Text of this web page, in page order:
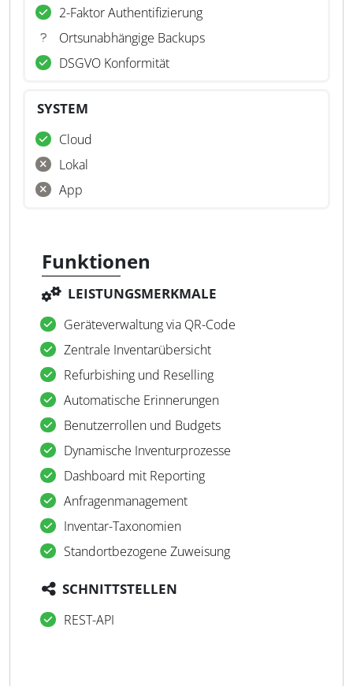
2-Faktor Authentifizierung
Ortsunabhängige Backups
DSGVO Konformität
SYSTEM
Cloud
Lokal
App
Funktionen
LEISTUNGSMERKMALE
Geräteverwaltung via QR-Code
Zentrale Inventarübersicht
Refurbishing und Reselling
Automatische Erinnerungen
Benutzerrollen und Budgets
Dynamische Inventurprozesse
Dashboard mit Reporting
Anfragenmanagement
Inventar-Taxonomien
Standortbezogene Zuweisung
SCHNITTSTELLEN
REST-API